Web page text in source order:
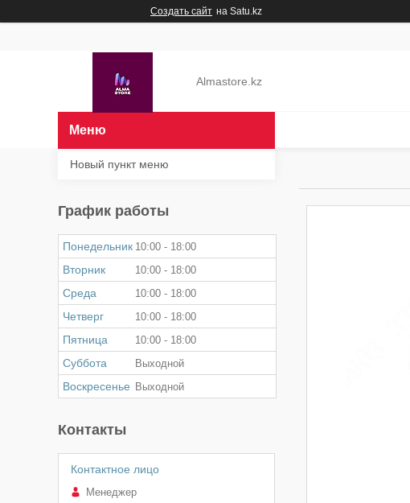
Создать сайт на Satu.kz
Almastore.kz
Новый пункт меню
График работы
Понедельник 10:00 18:00
Вторник 10:00 18:00
Среда 10:00 18:00
Четверг 10:00 18:00
Пятница 10:00 18:00
Суббота Выходной
Воскресенье Выходной
Контакты
Менеджер